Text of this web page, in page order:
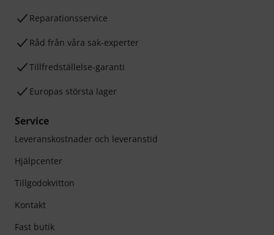
Reparationsservice
Råd från våra sak-experter
Tillfredställelse-garanti
Europas största lager
Service
Leveranskostnader och leveranstid
Hjälpcenter
Tillgodokvitton
Kontakt
Fast butik